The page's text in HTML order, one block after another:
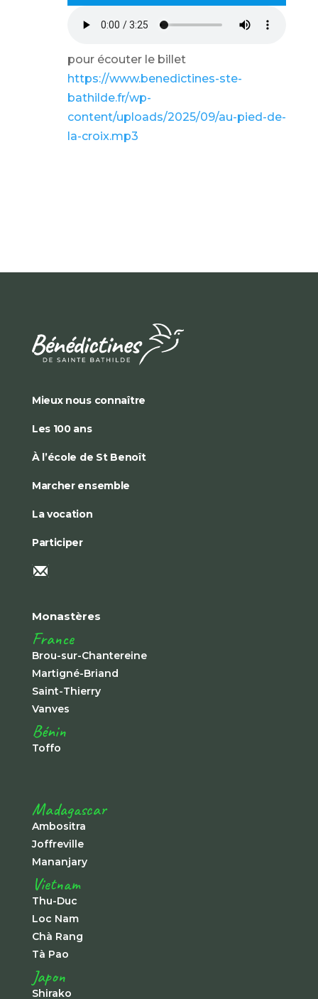
pour écouter le billet
https://www.benedictines-ste-
bathilde.fr/wp-
content/uploads/2025/09/au-pied-de-
la-croix.mp3
Mieux nous connaître
Les 100 ans
À l’école de St Benoît
Marcher ensemble
La vocation
Participer
Monastères
France
Brou-sur-Chantereine
Martigné-Briand
Saint-Thierry
Vanves
Bénin
Toffo
Madagascar
Ambositra
Joffreville
Mananjary
Vietnam
Thu-Duc
Loc Nam
Chà Rang
Tà Pao
Japon
Shirako